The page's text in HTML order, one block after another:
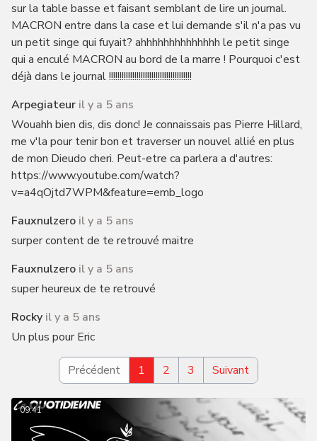
sur la table basse et faisant semblant de lire un journal.
MACRON entre dans la case et lui demande s'il n'a pas vu
un petit singe qui fuyait? ahhhhhhhhhhhhhh le petit singe
qui a enculé MACRON au bord de la marre ! Pourquoi c'est
déjà dans le journal !!!!!!!!!!!!!!!!!!!!!!!!!!!!!!!!!!!!!!!
Arpegiateur il y a 5 ans
Wouahh bien dis, dis donc! Je connaissais pas Pierre Hillard,
me v'la pour tenir bon et traverser un nouvel allié en plus
de mon Dieudo cheri. Peut-etre ca parlera a d'autres:
https://www.youtube.com/watch?
v=a4qOjtd7WPM&feature=emb_logo
Fauxnulzero il y a 5 ans
surper content de te retrouvé maitre
Fauxnulzero il y a 5 ans
super heureux de te retrouvé
Rocky il y a 5 ans
Un plus pour Eric
Précédent 1 2 3 Suivant
09:41